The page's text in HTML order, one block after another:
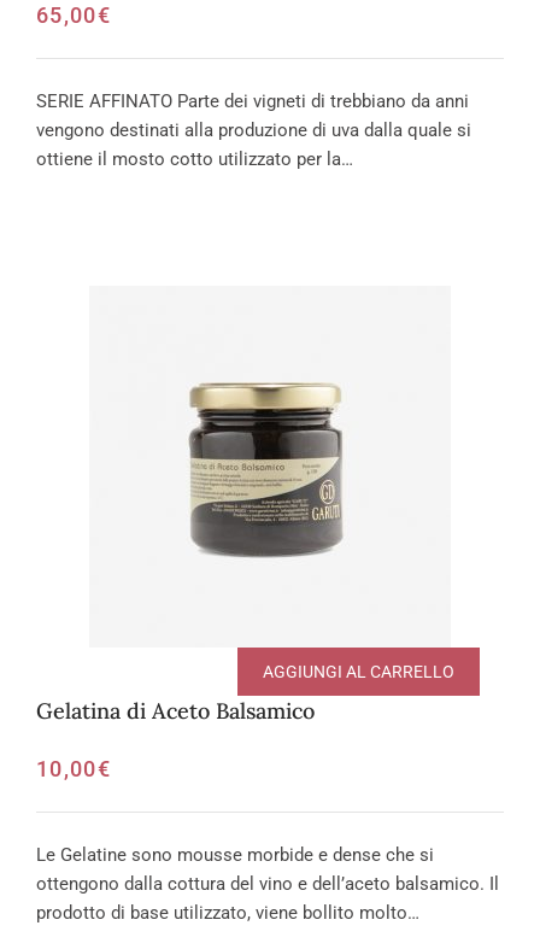
65,00€
SERIE AFFINATO Parte dei vigneti di trebbiano da anni
vengono destinati alla produzione di uva dalla quale si
ottiene il mosto cotto utilizzato per la…
Gelatina di Aceto Balsamico
10,00€
AGGIUNGI AL CARRELLO
Le Gelatine sono mousse morbide e dense che si
ottengono dalla cottura del vino e dell’aceto balsamico. Il
prodotto di base utilizzato, viene bollito molto…